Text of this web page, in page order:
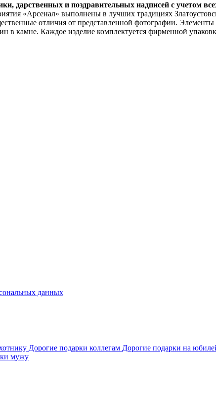
дарственных и поздравительных надписей с учетом
«Арсенал» выполнены в лучших традициях
отличия от представленной фотографии.
в камне. Каждое изделие комплектуется фирменной
данных
Дорогие подарки коллегам Дорогие подарки на
мужу